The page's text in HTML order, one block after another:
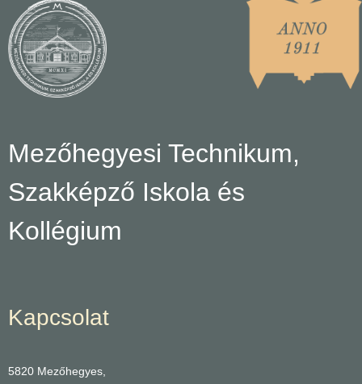
Mezőhegyesi Technikum,
Szakképző Iskola és
Kollégium
Kapcsolat
5820 Mezőhegyes,